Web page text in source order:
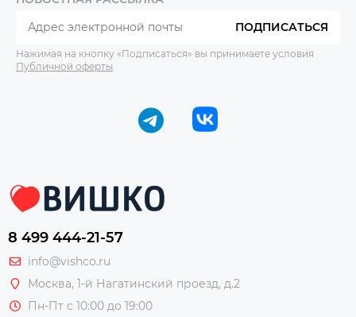
ПОДПИСАТЬСЯ
Нажимая на кнопку «Подписаться» вы принимаете условия
Публичной оферты
8 499 444-21-57
info@vishco.ru
Москва, 1-й Нагатинский проезд, д.2
Пн-Пт с 10:00 до 19:00